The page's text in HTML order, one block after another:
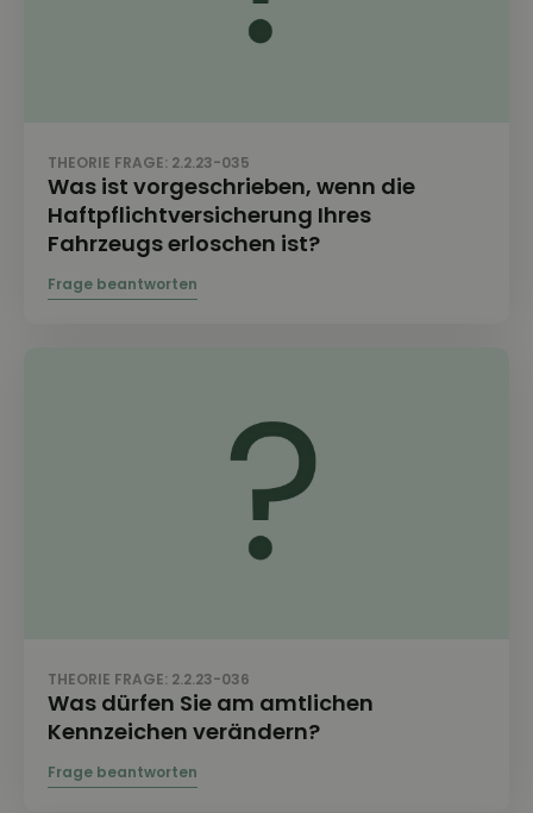
THEORIE FRAGE: 2.2.23-035
Was ist vorgeschrieben, wenn die
Haftpflichtversicherung Ihres
Fahrzeugs erloschen ist?
THEORIE FRAGE: 2.2.23-036
Was dürfen Sie am amtlichen
Kennzeichen verändern?